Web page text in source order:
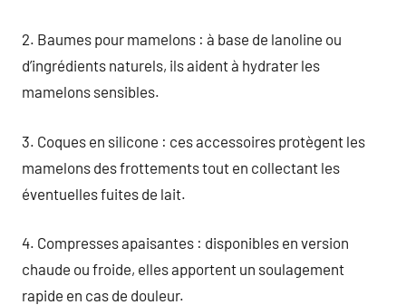
2. Baumes pour mamelons : à base de lanoline ou
d’ingrédients naturels, ils aident à hydrater les
mamelons sensibles.
3. Coques en silicone : ces accessoires protègent les
mamelons des frottements tout en collectant les
éventuelles fuites de lait.
4. Compresses apaisantes : disponibles en version
chaude ou froide, elles apportent un soulagement
rapide en cas de douleur.